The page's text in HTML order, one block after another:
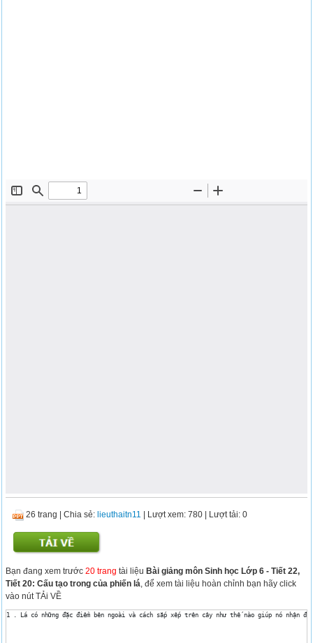
26 trang |Chia sẻ: lieuthaitn11 | Lượt xem: 780 | Lượt tải: 0
Bạn đang xem trước20 trang tài liệuBài giảng môn Sinh học Lớp 6 - Tiết 22,
Tiết 20: Cấu tạo trong của phiến lá , để xem tài liệu hoàn chỉnh bạn hãy click
vào nút TẢi VỀ
1 . Lá có những đặc điểm bên ngoài và cách sắp xếp trên cây như thế nào giúp nó nhận